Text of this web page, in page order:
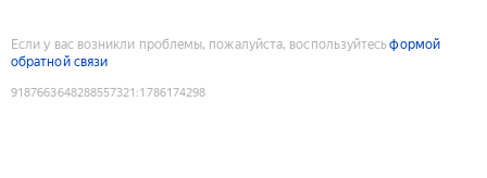
Если у вас возникли проблемы, пожалуйста, воспользуйтесьформой
обратной связи
9187663648288557321 :1786174298